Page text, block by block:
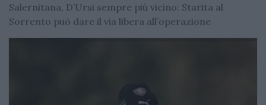
Salernitana, D’Ursi sempre più vicino: Starita al
Sorrento può dare il via libera all’operazione